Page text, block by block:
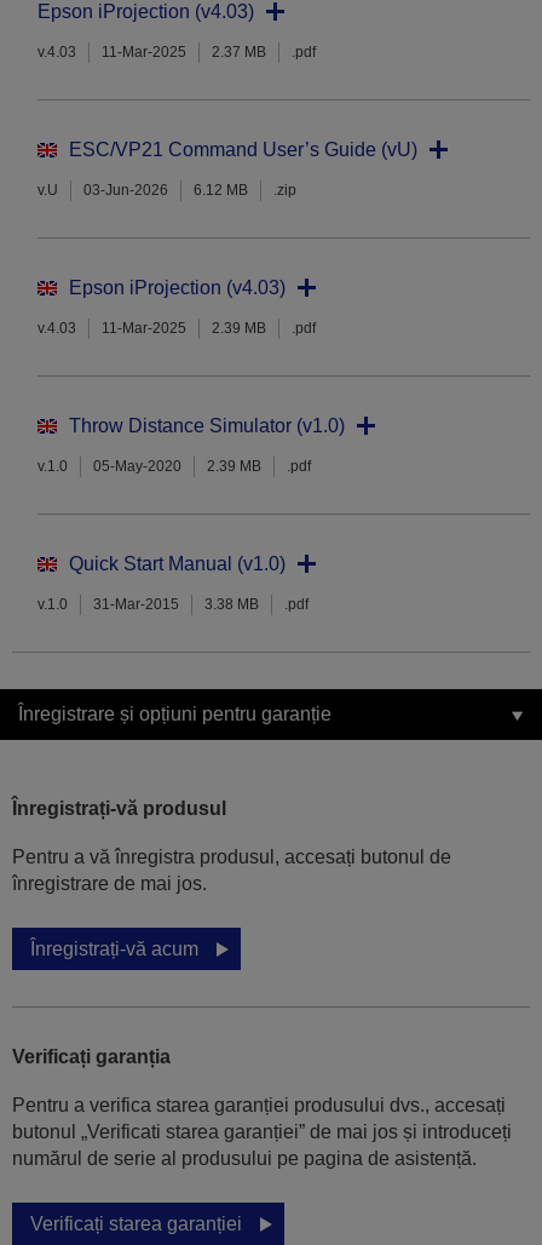
Epson iProjection (v4.03)
v.4.03 11-Mar-2025 2.37 MB .pdf
ESC/VP21 Command User’s Guide (vU)
v.U 03-Jun-2026 6.12 MB .zip
Epson iProjection (v4.03)
v.4.03 11-Mar-2025 2.39 MB .pdf
Throw Distance Simulator (v1.0)
v.1.0 05-May-2020 2.39 MB .pdf
Quick Start Manual (v1.0)
v.1.0 31-Mar-2015 3.38 MB .pdf
Înregistrare și opțiuni pentru garanție
Înregistrați-vă produsul
Pentru a vă înregistra produsul, accesați butonul de
înregistrare de mai jos.
Înregistrați-vă acum
Verificați garanția
Pentru a verifica starea garanției produsului dvs., accesați
butonul „Verificati starea garanției” de mai jos și introduceți
numărul de serie al produsului pe pagina de asistență.
Verificați starea garanției